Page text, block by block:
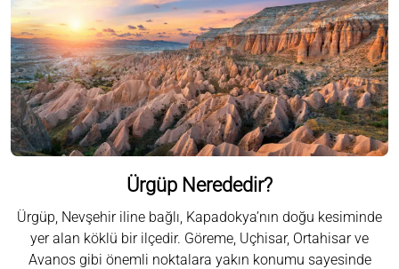
Ürgüp Nerededir?
Ürgüp, Nevşehir iline bağlı, Kapadokya’nın doğu kesiminde
yer alan köklü bir ilçedir. Göreme, Uçhisar, Ortahisar ve
Avanos gibi önemli noktalara yakın konumu sayesinde